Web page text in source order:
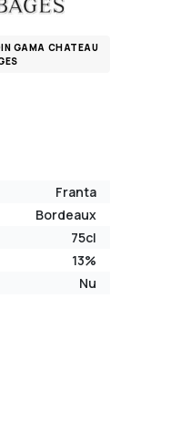
GAMA CHATEAU
Franta
Bordeaux
75cl
13%
Nu